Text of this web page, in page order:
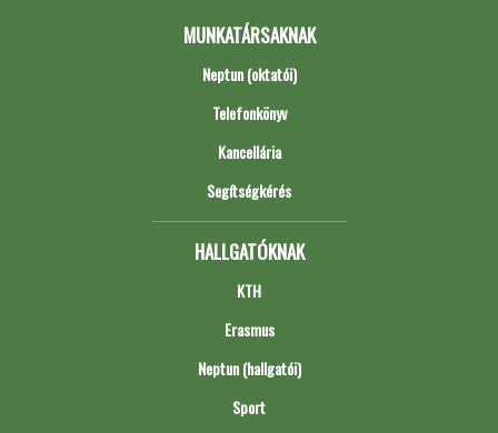
MUNKATÁRSAKNAK
Neptun (oktatói)
Telefonkönyv
Kancellária
Segítségkérés
HALLGATÓKNAK
KTH
Erasmus
Neptun (hallgatói)
Sport